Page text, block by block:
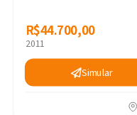
R$44.700,00
R$44.700,00
2011
Simular